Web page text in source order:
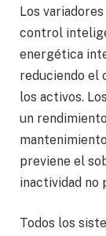
Los
control
energética
reduciendo el
los activos. Los
un
previene el
inactividad no
Todos los